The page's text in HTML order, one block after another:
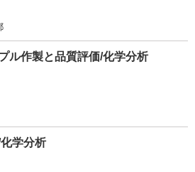
ル作製と品質評価/化学分析
学分析